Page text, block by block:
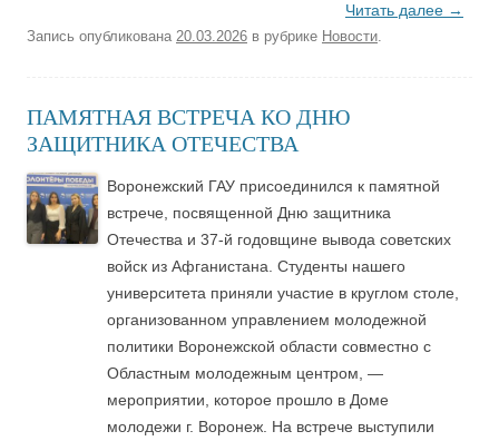
Читать далее →
Запись опубликована 20.03.2026 в рубрике Новости.
ПАМЯТНАЯ ВСТРЕЧА КО ДНЮ
ЗАЩИТНИКА ОТЕЧЕСТВА
Воронежский ГАУ присоединился к памятной
встрече, посвященной Дню защитника
Отечества и 37-й годовщине вывода советских
войск из Афганистана. Студенты нашего
университета приняли участие в круглом столе,
организованном управлением молодежной
политики Воронежской области совместно с
Областным молодежным центром, —
мероприятии, которое прошло в Доме
молодежи г. Воронеж. На встрече выступили